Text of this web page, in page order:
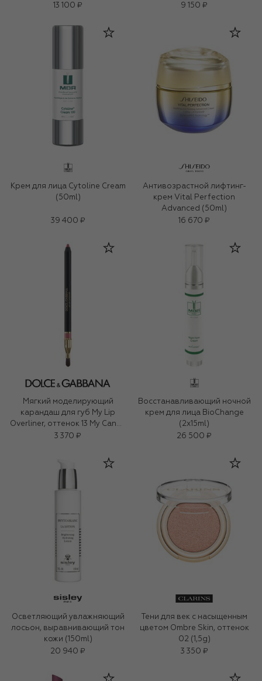
13 100 ₽
3N Нейтральный (35ml)
9 150 ₽
Крем для лица Cytoline Cream
(50ml)
39 400 ₽
Антивозрастной лифтинг-
крем Vital Perfection
Advanced (50ml)
16 670 ₽
Мягкий моделирующий
карандаш для губ My Lip
Overliner, оттенок 13 My Candy
Pink (1,2g)
3 370 ₽
Восстанавливающий ночной
крем для лица BioChange
(2x15ml)
26 500 ₽
Осветляющий увлажняющий
лосьон, выравнивающий тон
кожи (150ml)
20 940 ₽
Тени для век с насыщенным
цветом Ombre Skin, оттенок
02 (1,5g)
3 350 ₽